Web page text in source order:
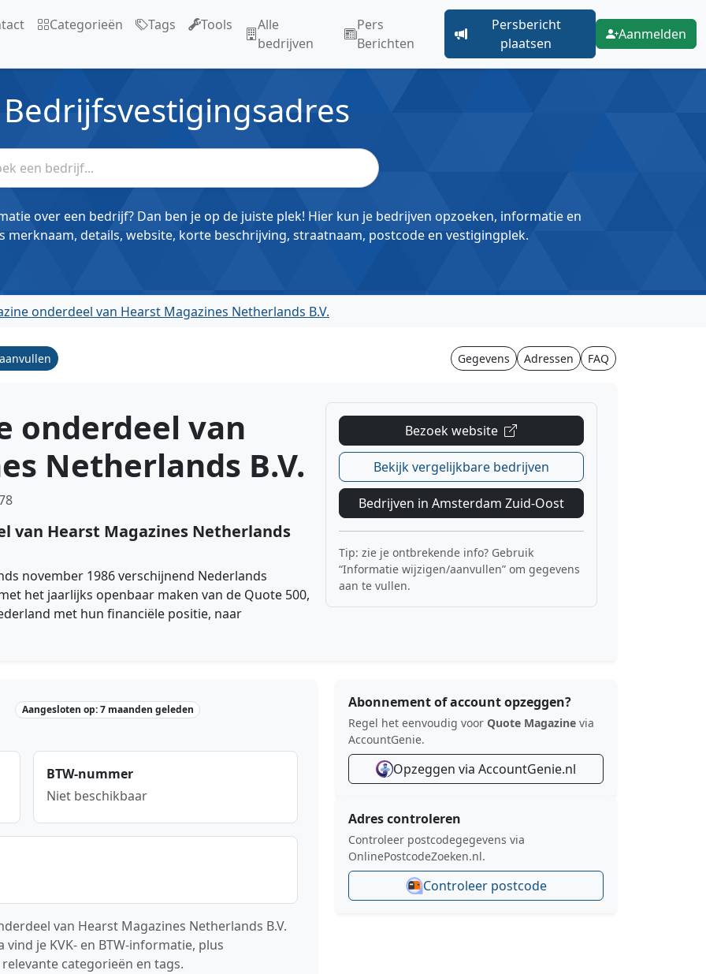
Categorieën Tags Tools
Alle
bedrijven
Pers
Berichten
Persbericht
plaatsen
Aanmelden
Bedrijfsvestigingsadres
over een bedrijf? Dan ben je op de juiste plek! Hier kun je bedrijven opzoeken, informatie en
merknaam, details, website, korte beschrijving, straatnaam, postcode en vestigingplek.
onderdeel van Hearst Magazines Netherlands B.V.
Gegevens Adressen FAQ
onderdeel van
Netherlands B.V.
van Hearst Magazines Netherlands
november 1986 verschijnend Nederlands
het jaarlijks openbaar maken van de Quote 500,
met hun financiële positie, naar
Bezoek website
Bekijk vergelijkbare bedrijven
Bedrijven in Amsterdam Zuid-Oost
Tip: zie je ontbrekende info? Gebruik
“Informatie wijzigen/aanvullen” om gegevens
aan te vullen.
Aangesloten op: 7 maanden geleden
BTW-nummer
Niet beschikbaar
van Hearst Magazines Netherlands B.V.
je KVK- en BTW-informatie, plus
categorieën en tags.
Abonnement of account opzeggen?
Regel het eenvoudig voor Quote Magazine via
AccountGenie.
Opzeggen via AccountGenie.nl
Adres controleren
Controleer postcodegegevens via
OnlinePostcodeZoeken.nl.
Controleer postcode